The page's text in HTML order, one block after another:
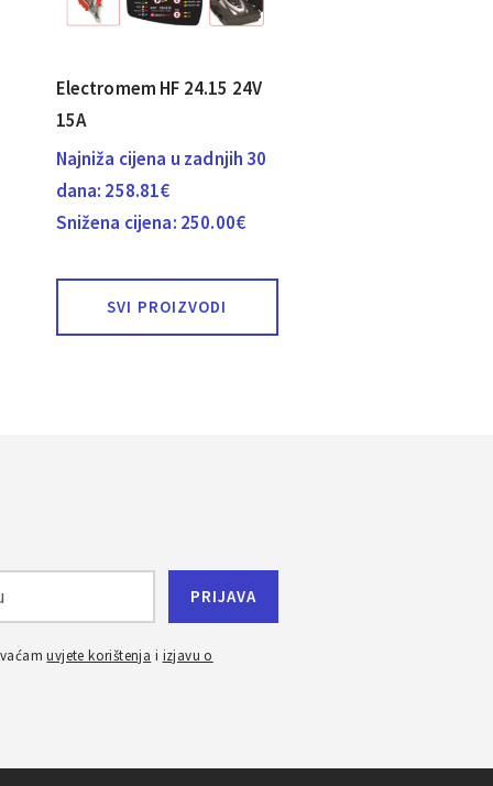
Electromem HF 24.15 24V
15A
Najniža cijena u zadnjih 30
dana: 258.81€
Snižena cijena: 250.00€
SVI PROIZVODI
uvjete korištenja i izjavu o